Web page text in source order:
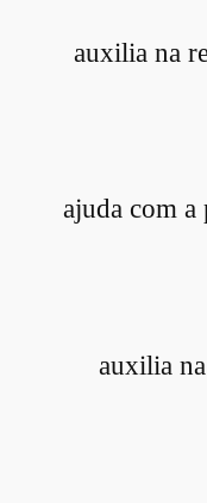
auxilia na
ajuda com
auxilia